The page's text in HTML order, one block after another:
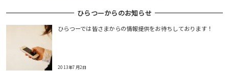
ひらつーからのお知らせ
ひらつーでは皆さまからの情報提供をお待ちしております！
2013年7月2日